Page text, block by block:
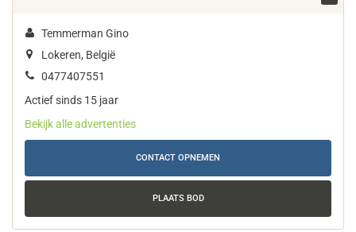
Temmerman Gino
Lokeren, België
0477407551
Actief sinds 15 jaar
Bekijk alle advertenties
CONTACT OPNEMEN
PLAATS BOD